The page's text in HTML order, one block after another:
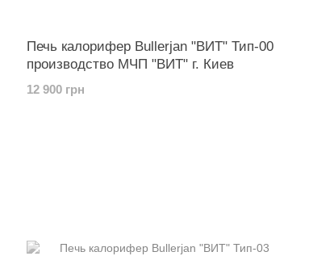
Печь калорифер Bullerjan "ВИТ" Тип-00
производство МЧП "ВИТ" г. Киев
12 900 грн